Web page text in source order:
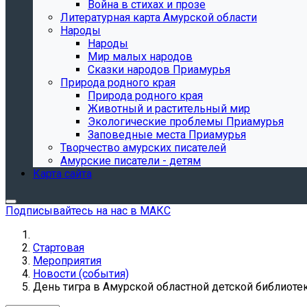
Война в стихах и прозе
Литературная карта Амурской области
Народы
Народы
Мир малых народов
Сказки народов Приамурья
Природа родного края
Природа родного края
Животный и растительный мир
Экологические проблемы Приамурья
Заповедные места Приамурья
Творчество амурских писателей
Амурские писатели - детям
Карта сайта
Подписывайтесь на нас в МАКС
Стартовая
Мероприятия
Новости (события)
День тигра в Амурской областной детской